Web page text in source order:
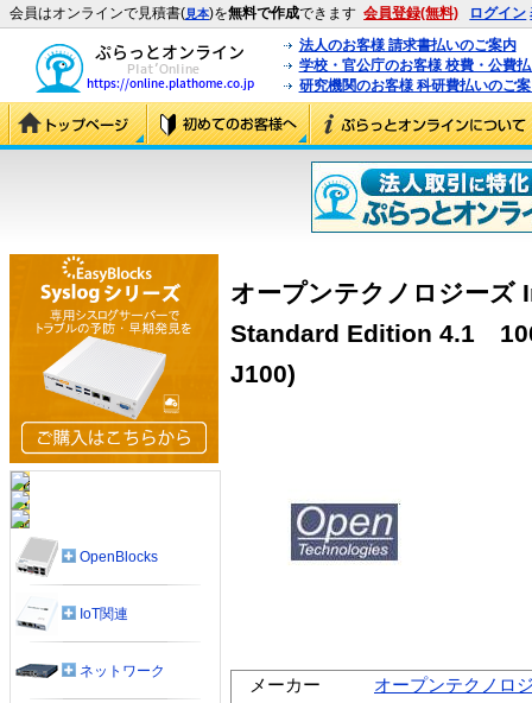
会員はオンラインで見積書(見本)を無料で作成できます 会員登録(無料) ログイン
法人のお客様 請求書払いのご案内
学校・官公庁のお客様 校費・公費
研究機関のお客様 科研費払いのご
オープンテクノロジー
Standard Edition 4.1
J100)
メーカー
オープンテクノロ
OpenBlocks
IoT関連
ネットワーク